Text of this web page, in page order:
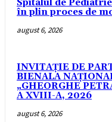
Spitalul de
în plin proces de
august 6, 2026
INVITAȚIE DE
BIENALA
„GHEORGHE
A XVIII-A, 2026
august 6, 2026